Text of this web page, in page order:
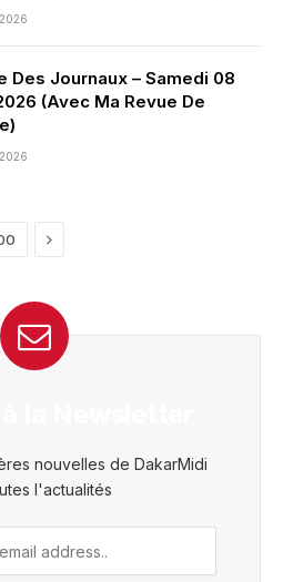
Des Journaux – Samedi 08
(Avec Ma Revue De
Next
nouvelles de DakarMidi
l'actualités